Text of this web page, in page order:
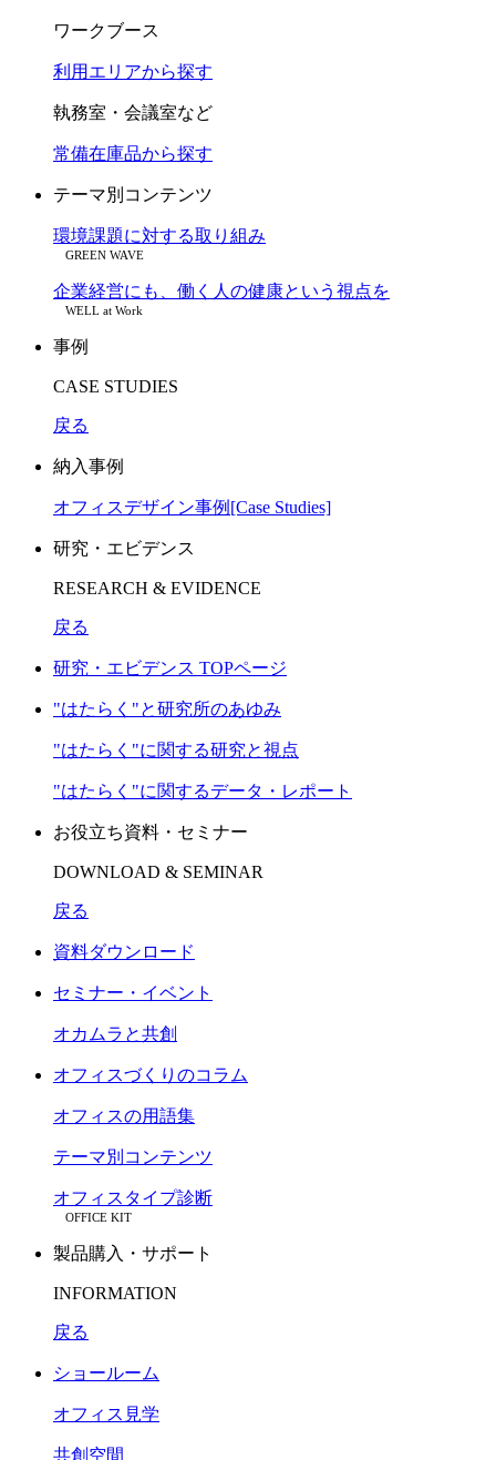
ワークブース
利用エリアから探す
執務室・会議室など
常備在庫品から探す
テーマ別コンテンツ
環境課題に対する取り組み
GREEN WAVE
企業経営にも、働く人の健康という視点を
WELL at Work
事例
CASE STUDIES
戻る
納入事例
オフィスデザイン事例[Case Studies]
研究・エビデンス
RESEARCH & EVIDENCE
戻る
研究・エビデンス TOPページ
"はたらく"と研究所のあゆみ
"はたらく"に関する研究と視点
"はたらく"に関するデータ・レポート
お役立ち資料・セミナー
DOWNLOAD & SEMINAR
戻る
資料ダウンロード
セミナー・イベント
オカムラと共創
オフィスづくりのコラム
オフィスの用語集
テーマ別コンテンツ
オフィスタイプ診断
OFFICE KIT
製品購入・サポート
INFORMATION
戻る
ショールーム
オフィス見学
共創空間